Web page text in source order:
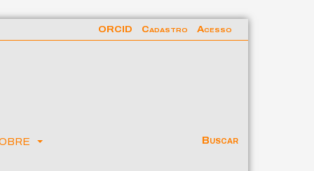
Buscar
ORCID Cadastro Acesso